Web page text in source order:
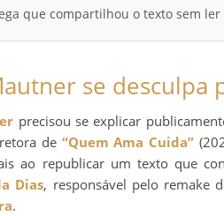
que compartilhou o texto sem
se desculpa
precisou se explicar
de “Quem Ama Cuida”
ao republicar um texto que
Dias, responsável pelo remake
.